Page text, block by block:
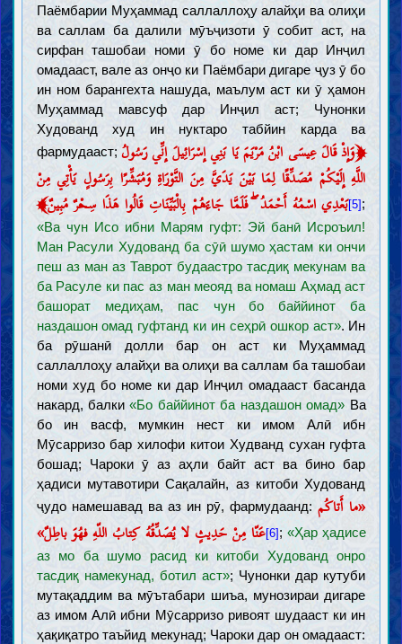
Паёмбарии Муҳаммад саллаллоҳу алайҳи ва олиҳи
ва саллам ба далили мӯъҷизоти ӯ собит аст, на
сирфан ташобаи номи ӯ бо номе ки дар Инҷил
омадааст, вале аз онҷо ки Паёмбари дигаре ҷуз ӯ бо
ин ном барангехта нашуда, маълум аст ки ӯ ҳамон
Муҳаммад мавсуф дар Инҷил аст; Чунонки
Худованд худ ин нуктаро табйин карда ва
фармудааст;
﴿وَإِذْ قَالَ عِيسَى ابْنُ مَرْيَمَ يَا بَنِي إِسْرَائِيلَ إِنِّي رَسُولُ
اللَّهِ إِلَيْكُمْ مُصَدِّقًا لِمَا بَيْنَ يَدَيَّ مِنَ التَّوْرَاةِ وَمُبَشِّرًا بِرَسُولٍ يَأْتِي مِنْ
بَعْدِي اسْمُهُ أَحْمَدُ ۖ فَلَمَّا جَاءَهُمْ بِالْبَيِّنَاتِ قَالُوا هَذَا سِحْرٌ مُبِينٌ﴾ [5] ;
«Ва чун Исо ибни Марям гуфт: Эй банӣ Исроъил!
Ман Расули Худованд ба сӯӣ шумо ҳастам ки ончи
пеш аз ман аз Таврот будаастро тасдиқ мекунам ва
ба Расуле ки пас аз ман меояд ва номаш Аҳмад аст
башорат медиҳам, пас чун бо баййинот ба
наздашон омад гуфтанд ки ин сеҳрӣ ошкор аст». Ин
ба рӯшанӣ долли бар он аст ки Муҳаммад
саллаллоҳу алайҳи ва олиҳи ва саллам ба ташобаи
номи худ бо номе ки дар Инҷил омадааст басанда
накард, балки«Бо баййинот ба наздашон омад» Ва
бо ин васф, мумкин нест ки имом Алӣ ибн
Мӯсарризо бар хилофи китои Худванд сухан гуфта
бошад; Чароки ӯ аз аҳли байт аст ва бино бар
ҳадиси мутавотири Сақалайн, аз китоби Худованд
ҷудо намешавад ва аз ин рӯ, фармудаанд:«ما أَتاكُم
عَنّا مِنْ حَدِيثٍ لا يُصَدِّقُهُ كِتابُ اللّهِ فهُوَ باطِلٌ»[6] ; «Ҳар ҳадисе
аз мо ба шумо расид ки китоби Худованд онро
тасдиқ намекунад, ботил аст»; Чунонки дар кутуби
мутақаддим ва мӯътабари шиъа, мунозираи дигаре
аз имом Алӣ ибни Мӯсарризо ривоят шудааст ки ин
ҳақиқатро таъйид мекунад; Чароки дар он омадааст: